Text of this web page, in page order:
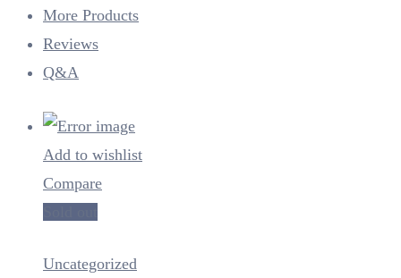
More Products
Reviews
Q&A
Add to wishlist
Compare
Uncategorized